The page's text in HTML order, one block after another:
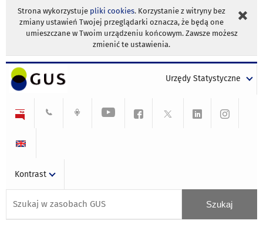
Strona wykorzystuje pliki cookies. Korzystanie z witryny bez
zmiany ustawień Twojej przeglądarki oznacza, że będą one
umieszczane w Twoim urządzeniu końcowym. Zawsze możesz
zmienić te ustawienia.
Urzędy Statystyczne
Kontrast